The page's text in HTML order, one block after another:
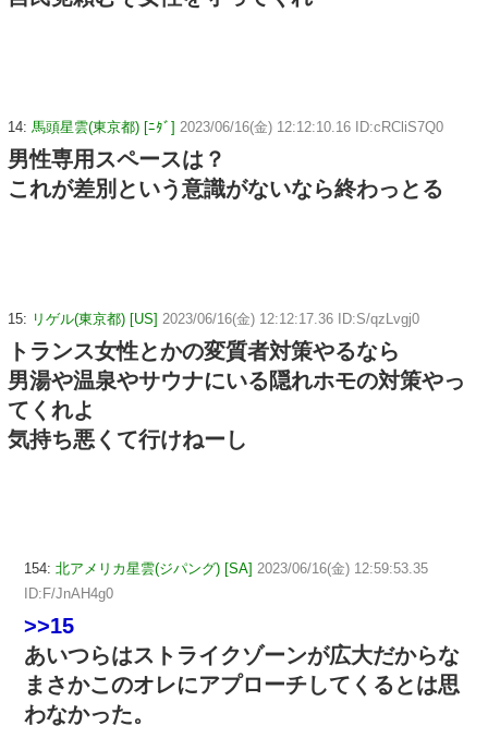
14: 馬頭星雲(東京都) [ﾆﾀﾞ] 2023/06/16(金) 12:12:10.16 ID:cRCliS7Q0
男性専用スペースは？
これが差別という意識がないなら終わっとる
15: リゲル(東京都) [US] 2023/06/16(金) 12:12:17.36 ID:S/qzLvgj0
トランス女性とかの変質者対策やるなら
男湯や温泉やサウナにいる隠れホモの対策やっ
てくれよ
気持ち悪くて行けねーし
154: 北アメリカ星雲(ジパング) [SA] 2023/06/16(金) 12:59:53.35
ID:F/JnAH4g0
>>15
あいつらはストライクゾーンが広大だからな
まさかこのオレにアプローチしてくるとは思
わなかった。